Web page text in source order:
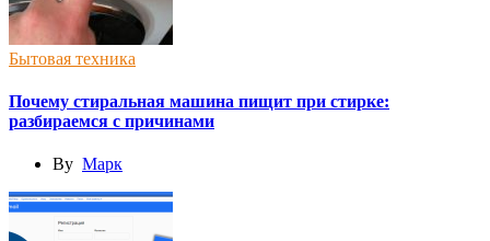
Бытовая техника
Почему стиральная машина пищит при стирке:
разбираемся с причинами
By Марк